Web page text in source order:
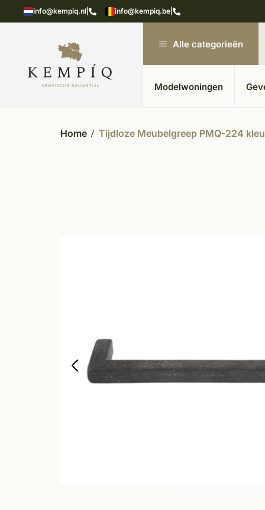
info@kempiq.nl info@kempiq.be
in Kesteren Unieke materialen in
Alle categorieën
Modelwoningen
Home Tijdloze Meubelgreep PMQ-224